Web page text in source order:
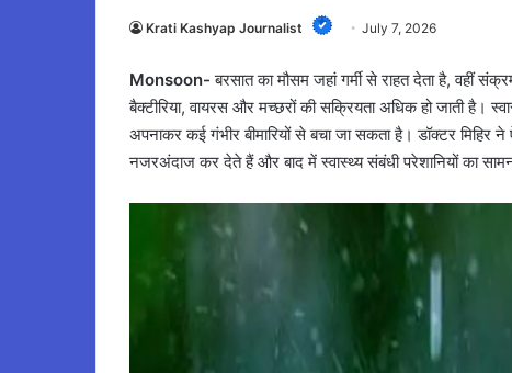
Krati Kashyap Journalist July 7, 2026
Monsoon- बरसात का मौसम जहां गर्मी से राहत देता है, वहीं
बैक्टीरिया, वायरस और मच्छरों की सक्रियता अधिक हो जाती है।
अपनाकर कई गंभीर बीमारियों से बचा जा सकता है। डॉक्टर मिहिर
नजरअंदाज कर देते हैं और बाद में स्वास्थ्य संबंधी परेशानियों का